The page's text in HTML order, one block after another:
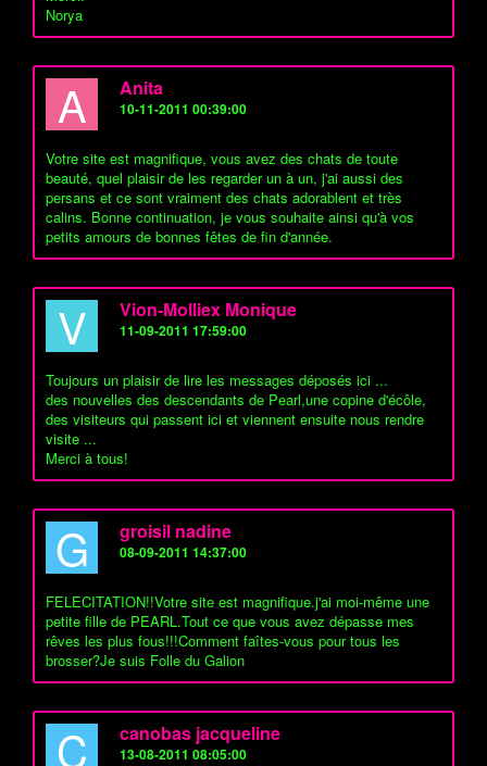
Norya
A Anita
10-11-2011 00:39:00
Votre site est magnifique, vous avez des chats de toute
beauté, quel plaisir de les regarder un à un, j'ai aussi des
persans et ce sont vraiment des chats adorablent et très
calins. Bonne continuation, je vous souhaite ainsi qu'à vos
petits amours de bonnes fêtes de fin d'année.
V Vion-Molliex Monique
11-09-2011 17:59:00
Toujours un plaisir de lire les messages déposés ici ...
des nouvelles des descendants de Pearl,une copine d'écôle,
des visiteurs qui passent ici et viennent ensuite nous rendre
visite ...
Merci à tous!
G groisil nadine
08-09-2011 14:37:00
FELECITATION!!Votre site est magnifique.j'ai moi-même une
petite fille de PEARL.Tout ce que vous avez dépasse mes
rêves les plus fous!!!Comment faîtes-vous pour tous les
brosser?Je suis Folle du Galion
C canobas jacqueline
13-08-2011 08:05:00